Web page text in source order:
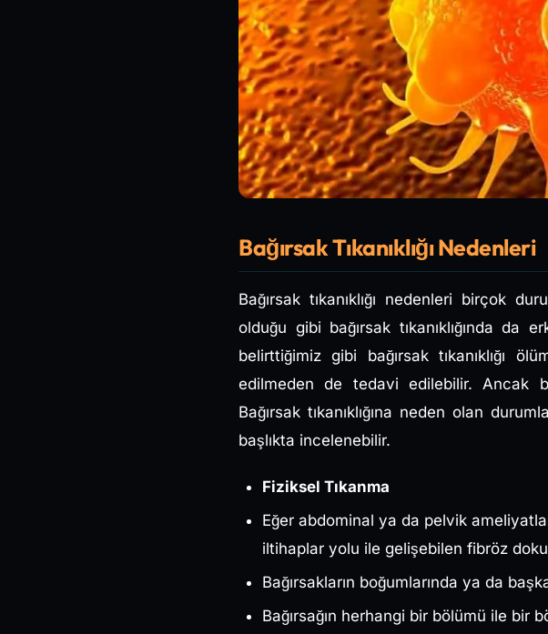
Bağırsak Tıkanıklığı Nedenleri
Bağırsak tıkanıklığı nedenleri birçok
olduğu gibi bağırsak tıkanıklığında
belirttiğimiz gibi bağırsak tıkanıklığı
edilmeden de tedavi edilebilir. Ancak
Bağırsak tıkanıklığına neden olan
başlıkta incelenebilir.
Fiziksel Tıkanma
Eğer abdominal ya da pelvik
iltihaplar yolu ile gelişebilen fibröz
Bağırsakların boğumlarında ya da
Bağırsağın herhangi bir bölümü ile bir